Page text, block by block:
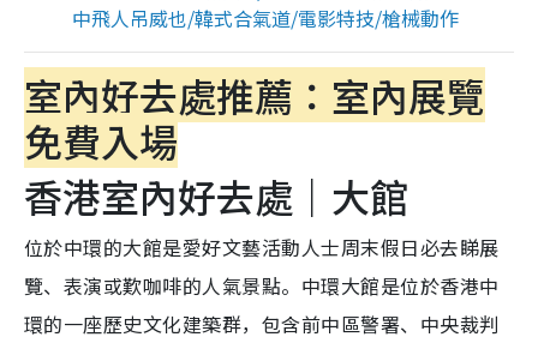
中飛人吊威也/韓式合氣道/電影特技/槍械動作
室內好去處推薦：室內展覽
免費入場
香港室內好去處｜大館
位於中環的大館是愛好文藝活動人士周末假日必去睇展
覽、表演或歎咖啡的人氣景點。中環大館是位於香港中
環的一座歷史文化建築群，包含前中區警署、中央裁判